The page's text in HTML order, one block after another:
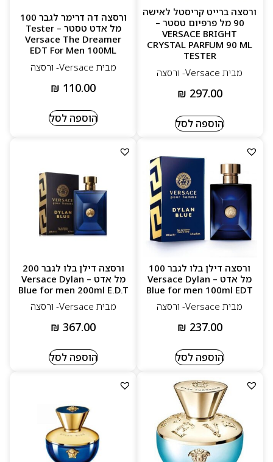
ורסצה ברייט קריסטל לאישה
90 מל פרפיום טסטר –
VERSACE BRIGHT
CRYSTAL PARFUM 90 ML
TESTER
מבית Versace- ורסצה
₪ 297.00
הוספה לסל
ורסצה דה דרימר לגבר 100
מל אדט טסטר – Tester
Versace The Dreamer
EDT For Men 100ML
מבית Versace- ורסצה
₪ 110.00
הוספה לסל
ורסצה דילן בלו לגבר 100
מל אדט – Versace Dylan
Blue for men 100ml EDT
מבית Versace- ורסצה
₪ 237.00
הוספה לסל
ורסצה דילן בלו לגבר 200
מל אדט – Versace Dylan
Blue for men 200ml E.D.T
מבית Versace- ורסצה
₪ 367.00
הוספה לסל